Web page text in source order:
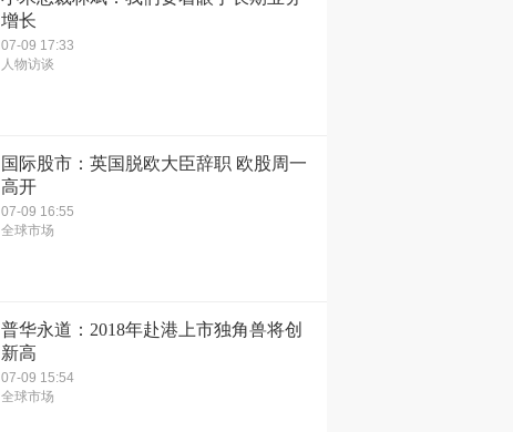
增长
07-09 17:33
人物访谈
国际股市：英国脱欧大臣辞职 欧股周一
高开
07-09 16:55
全球市场
普华永道：2018年赴港上市独角兽将创
新高
07-09 15:54
全球市场